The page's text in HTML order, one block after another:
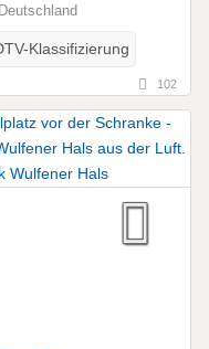
Klassifizierung
102